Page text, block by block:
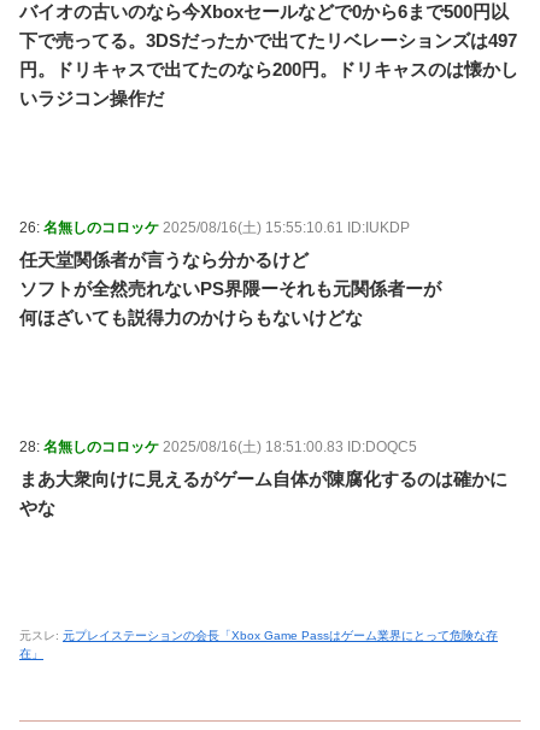
バイオの古いのなら今Xboxセールなどで0から6まで500円以
下で売ってる。3DSだったかで出てたリベレーションズは497
円。ドリキャスで出てたのなら200円。ドリキャスのは懐かし
いラジコン操作だ
26: 名無しのコロッケ 2025/08/16(土) 15:55:10.61 ID:IUKDP
任天堂関係者が言うなら分かるけど
ソフトが全然売れないPS界隈ーそれも元関係者ーが
何ほざいても説得力のかけらもないけどな
28: 名無しのコロッケ 2025/08/16(土) 18:51:00.83 ID:DOQC5
まあ大衆向けに見えるがゲーム自体が陳腐化するのは確かに
やな
元スレ: 元プレイステーションの会長「Xbox Game Passはゲーム業界にとって危険な存
在」